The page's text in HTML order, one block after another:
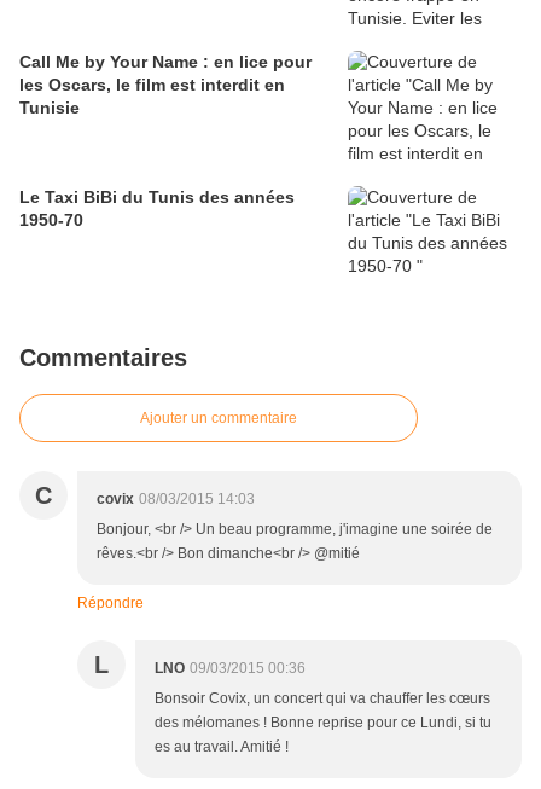
Call Me by Your Name : en lice pour
les Oscars, le film est interdit en
Tunisie
Le Taxi BiBi du Tunis des années
1950-70
Commentaires
Ajouter un commentaire
C covix 08/03/2015 14:03
Bonjour, <br /> Un beau programme, j'imagine une soirée de
rêves.<br /> Bon dimanche<br /> @mitié
Répondre
L LNO 09/03/2015 00:36
Bonsoir Covix, un concert qui va chauffer les cœurs
des mélomanes ! Bonne reprise pour ce Lundi, si tu
es au travail. Amitié !